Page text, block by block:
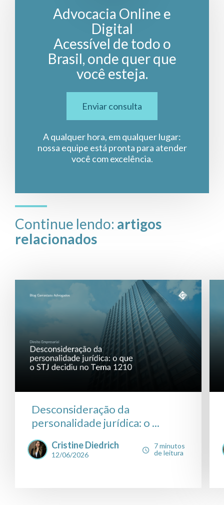
Advocacia Online e
Digital
Acessível de todo o
Brasil, onde quer que
você esteja.
Enviar consulta
A qualquer hora, em qualquer lugar:
nossa equipe está pronta para atender
você com excelência.
Continue lendo: artigos
relacionados
Desconsideração da
personalidade jurídica: o ...
Cristine Diedrich
12/06/2026
7 minutos
de leitura